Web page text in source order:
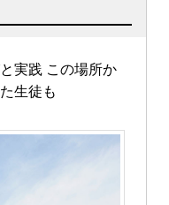
実践 この場所か
生徒も